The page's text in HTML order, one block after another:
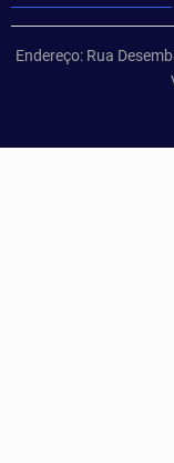
Endereço: Rua